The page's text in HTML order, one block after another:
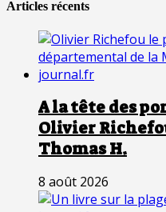
Articles récents
A la tête des
Olivier
Thomas H.
8 août 2026